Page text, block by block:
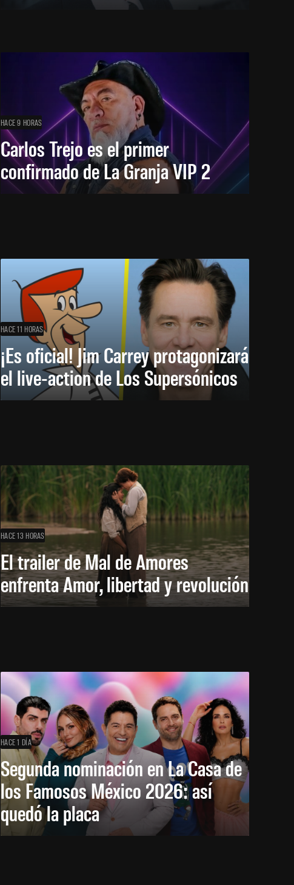
HACE 9 HORAS
Carlos Trejo es el primer
confirmado de La Granja VIP 2
HACE 11 HORAS
¡Es oficial! Jim Carrey protagonizará
el live-action de Los Supersónicos
HACE 13 HORAS
El trailer de Mal de Amores
enfrenta Amor, libertad y revolución
HACE 1 DÍA
Segunda nominación en La Casa de
los Famosos México 2026: así
quedó la placa